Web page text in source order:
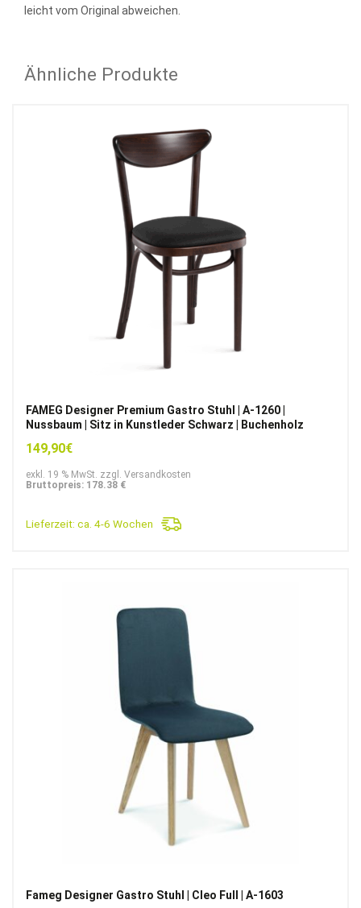
leicht vom Original abweichen.
Ähnliche Produkte
FAMEG Designer Premium Gastro Stuhl | A-1260 |
Nussbaum | Sitz in Kunstleder Schwarz | Buchenholz
149,90€
exkl. 19 % MwSt. zzgl. Versandkosten
Bruttopreis: 178.38 €
Lieferzeit: ca. 4-6 Wochen
Fameg Designer Gastro Stuhl | Cleo Full | A-1603